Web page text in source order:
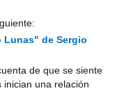
Lunas" de Sergio
de que se siente
una relación